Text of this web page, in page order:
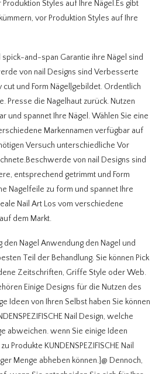
Styles auf Ihre Nägel.Es gibt
vor Produktion Styles auf Ihre
spick-and-span Garantie ihre Nägel sind
von nail Designs sind Verbesserte
und Form Nägel|gebildet. Ordentlich
Presse die Nagelhaut zurück. Nutzen
und spannet Ihre Nägel. Wählen Sie eine
Markennamen verfügbar auf
Versuch unterschiedliche Vor
von nail Designs sind
entsprechend getrimmt und Form
Nagelfeile zu form und spannet Ihre
Nail Art Los vom verschiedene
dem Markt.
Nagel Anwendung den Nagel und
Teil der Behandlung. Sie können Pick
Zeitschriften, Griffe Style oder Web.
Einige Designs für die Nutzen des
Ideen von Ihren Selbst haben Sie können
Nail Design, welche
abweichen. wenn Sie einige Ideen
Produkte KUNDENSPEZIFISCHE Nail
Menge abheben können.]@ Dennoch,